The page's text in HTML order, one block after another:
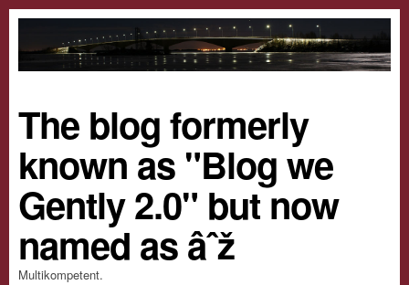
The blog formerly
known as "Blog we
Gently 2.0" but now
named as âˆž
Multikompetent.